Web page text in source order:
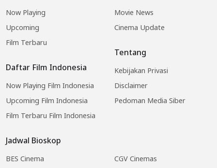
Now Playing
Upcoming
Film Terbaru
Daftar Film Indonesia
Now Playing Film Indonesia
Upcoming Film Indonesia
Film Terbaru Film Indonesia
Jadwal Bioskop
BES Cinema
CGV Cinemas
Movie News
Cinema Update
Tentang
Kebijakan Privasi
Disclaimer
Pedoman Media Siber